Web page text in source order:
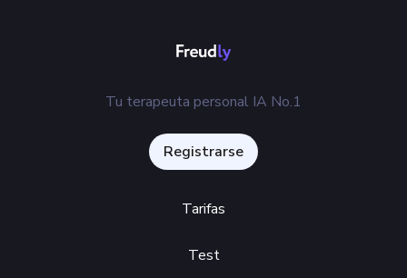
Tu terapeuta personal IA No.1
Registrarse
Tarifas
Test